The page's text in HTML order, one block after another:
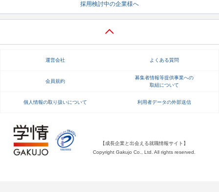
就活ノウハウが満載！ お役立ち記事・相談室など
就活ニュースペーパー よくある質問
不明点があればこちら
採用検討中の企業様へ
運営会社 よくある質問
会員規約
募集者情報等提供事業への
取組について
個人情報の取り扱いについて 利用者データの外部送信
【成長企業と出会える就職情報サイト】
Copyright Gakujo Co., Ltd. All rights reserved.